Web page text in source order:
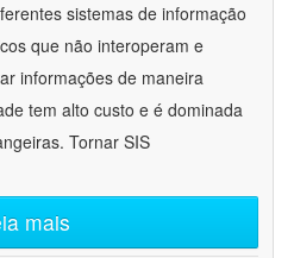
sistemas de informação
que não interoperam e
informações de maneira
tem alto custo e é dominada
Tornar SIS
mais